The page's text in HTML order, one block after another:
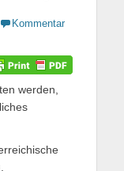
Kommentar
werden,